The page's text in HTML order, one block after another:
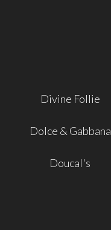
Divine Follie
Dolce & Gabbana
Doucal's